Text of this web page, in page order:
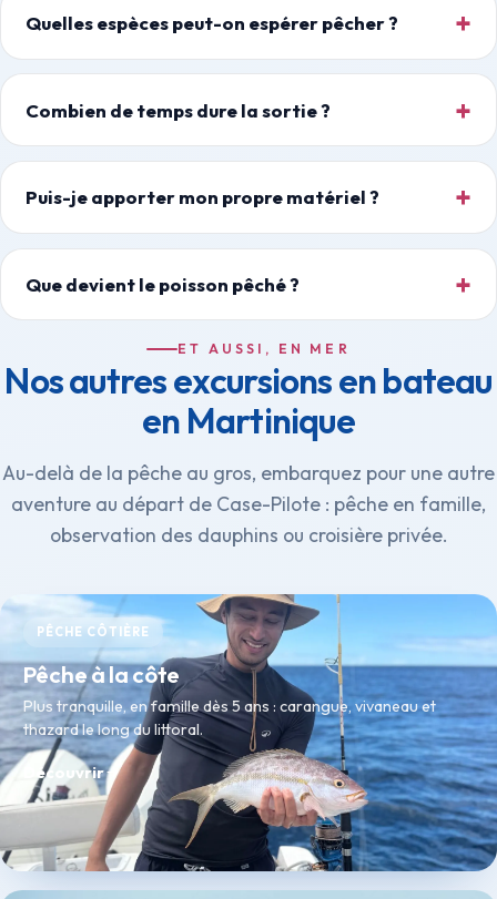
Quelles espèces peut-on espérer pêcher ?
Combien de temps dure la sortie ?
Puis-je apporter mon propre matériel ?
Que devient le poisson pêché ?
ET AUSSI, EN MER
Nos autres excursions en bateau
en Martinique
Au-delà de la pêche au gros, embarquez pour une autre
aventure au départ de Case-Pilote : pêche en famille,
observation des dauphins ou croisière privée.
PÊCHE CÔTIÈRE
Pêche à la côte
Plus tranquille, en famille dès 5 ans : carangue, vivaneau et
thazard le long du littoral.
Découvrir